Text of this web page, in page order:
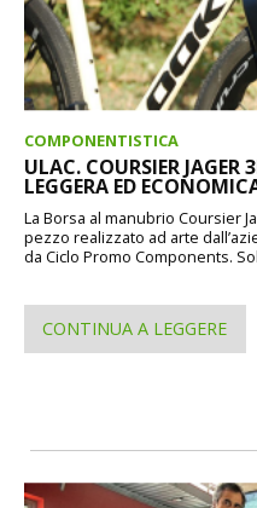
COMPONENTISTICA
ULAC. COURSIER
LEGGERA ED
La Borsa al manubrio Coursier
pezzo realizzato ad arte
da Ciclo Promo Components.
CONTINUA A LEGGERE